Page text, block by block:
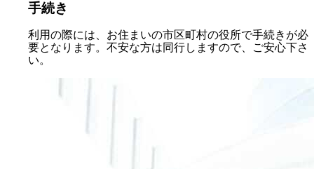
手続き
利用の際には、お住まいの市区町村の役所で手続きが必
要となります。不安な方は同行しますので、ご安心下さ
い。